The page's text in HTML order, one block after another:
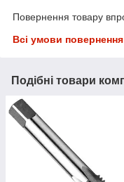
Повернення товару
Всі умови повернення
Подібні товари